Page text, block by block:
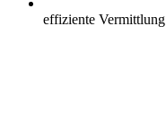
effiziente Vermittlung